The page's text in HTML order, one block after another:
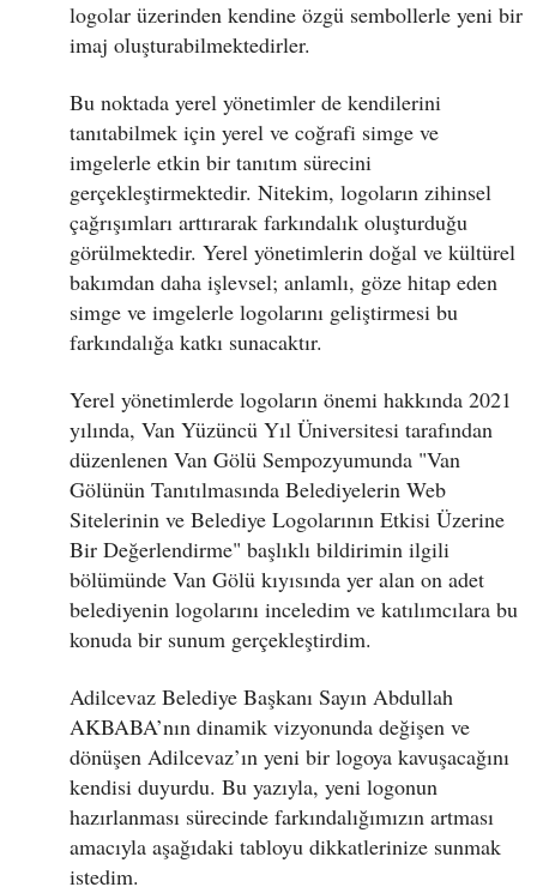
logolar üzerinden kendine özgü sembollerle yeni bir
imaj oluşturabilmektedirler.
Bu noktada yerel yönetimler de kendilerini
tanıtabilmek için yerel ve coğrafi simge ve
imgelerle etkin bir tanıtım sürecini
gerçekleştirmektedir. Nitekim, logoların zihinsel
çağrışımları arttırarak farkındalık oluşturduğu
görülmektedir. Yerel yönetimlerin doğal ve kültürel
bakımdan daha işlevsel; anlamlı, göze hitap eden
simge ve imgelerle logolarını geliştirmesi bu
farkındalığa katkı sunacaktır.
Yerel yönetimlerde logoların önemi hakkında 2021
yılında, Van Yüzüncü Yıl Üniversitesi tarafından
düzenlenen Van Gölü Sempozyumunda "Van
Gölünün Tanıtılmasında Belediyelerin Web
Sitelerinin ve Belediye Logolarının Etkisi Üzerine
Bir Değerlendirme" başlıklı bildirimin ilgili
bölümünde Van Gölü kıyısında yer alan on adet
belediyenin logolarını inceledim ve katılımcılara bu
konuda bir sunum gerçekleştirdim.
Adilcevaz Belediye Başkanı Sayın Abdullah
AKBABA’nın dinamik vizyonunda değişen ve
dönüşen Adilcevaz’ın yeni bir logoya kavuşacağını
kendisi duyurdu. Bu yazıyla, yeni logonun
hazırlanması sürecinde farkındalığımızın artması
amacıyla aşağıdaki tabloyu dikkatlerinize sunmak
istedim.